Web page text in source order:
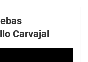
Carvajal